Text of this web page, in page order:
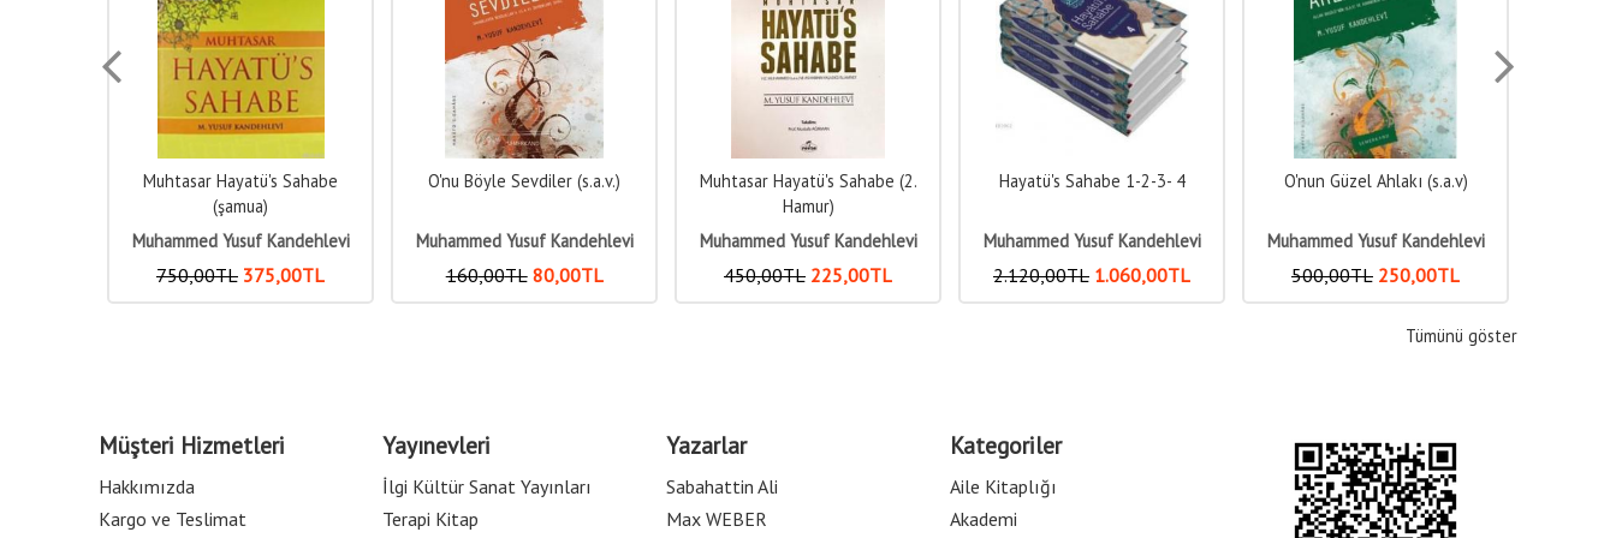
O'nu Böyle Sevdiler (s.a.v.)
Muhammed Yusuf Kandehlevi
160,00TL 80,00TL
Muhtasar Hayatü's Sahabe (2.
Muhammed Yusuf Kandehlevi
450,00TL 225,00TL
Hayatü's Sahabe 1-2-3- 4
Muhammed Yusuf Kandehlevi
2.120,00TL 1.060,00TL
O'nun Güzel Ahlakı (s.a.v)
Muhammed Yusuf Kandehlevi
500,00TL 250,00TL
Muhtasar Hayatü's Sahabe
Muhammed Yusuf Kandehlevi
30,00TL 15,00TL
Tümünü göster
Müşteri Hizmetleri
Hakkımızda
Kargo ve Teslimat
Yayınevleri
İlgi Kültür Sanat Yayınları
Terapi Kitap
Yazarlar
Sabahattin Ali
Max WEBER
Kategoriler
Aile Kitaplığı
Akademi